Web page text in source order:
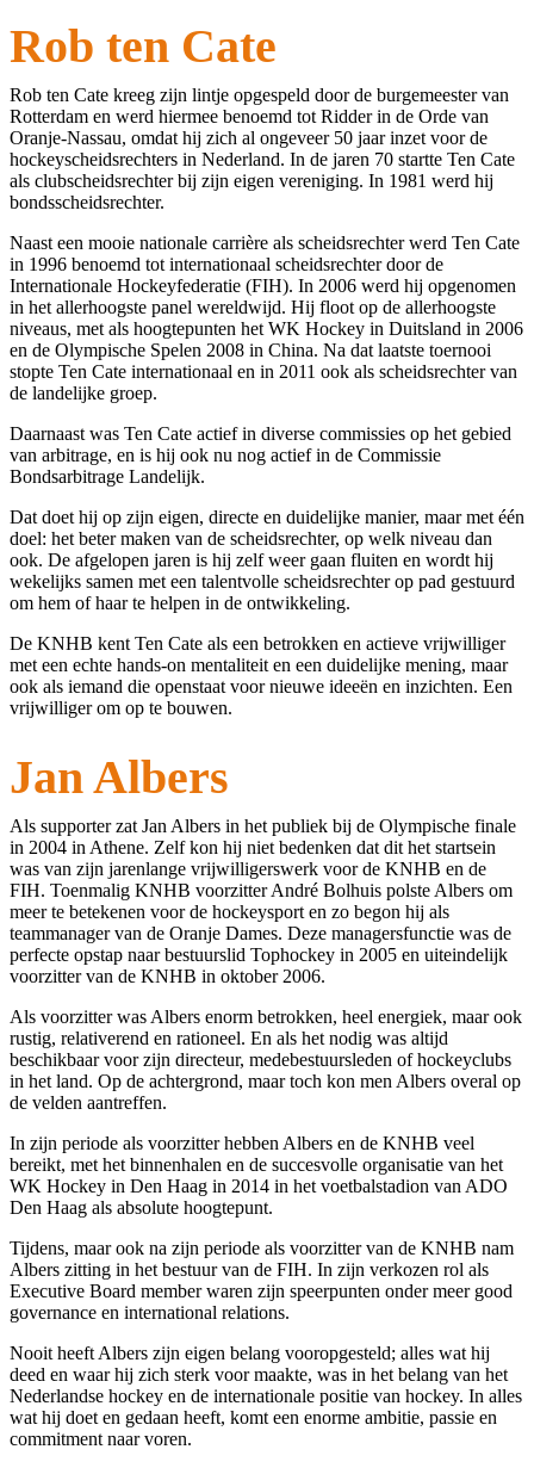
Rob ten Cate
Rob ten Cate kreeg zijn lintje opgespeld door de burgemeester van
Rotterdam en werd hiermee benoemd tot Ridder in de Orde van
Oranje-Nassau, omdat hij zich al ongeveer 50 jaar inzet voor de
hockeyscheidsrechters in Nederland. In de jaren 70 startte Ten Cate
als clubscheidsrechter bij zijn eigen vereniging. In 1981 werd hij
bondsscheidsrechter.
Naast een mooie nationale carrière als scheidsrechter werd Ten Cate
in 1996 benoemd tot internationaal scheidsrechter door de
Internationale Hockeyfederatie (FIH). In 2006 werd hij opgenomen
in het allerhoogste panel wereldwijd. Hij floot op de allerhoogste
niveaus, met als hoogtepunten het WK Hockey in Duitsland in 2006
en de Olympische Spelen 2008 in China. Na dat laatste toernooi
stopte Ten Cate internationaal en in 2011 ook als scheidsrechter van
de landelijke groep.
Daarnaast was Ten Cate actief in diverse commissies op het gebied
van arbitrage, en is hij ook nu nog actief in de Commissie
Bondsarbitrage Landelijk.
Dat doet hij op zijn eigen, directe en duidelijke manier, maar met één
doel: het beter maken van de scheidsrechter, op welk niveau dan
ook. De afgelopen jaren is hij zelf weer gaan fluiten en wordt hij
wekelijks samen met een talentvolle scheidsrechter op pad gestuurd
om hem of haar te helpen in de ontwikkeling.
De KNHB kent Ten Cate als een betrokken en actieve vrijwilliger
met een echte hands-on mentaliteit en een duidelijke mening, maar
ook als iemand die openstaat voor nieuwe ideeën en inzichten. Een
vrijwilliger om op te bouwen.
Jan Albers
Als supporter zat Jan Albers in het publiek bij de Olympische finale
in 2004 in Athene. Zelf kon hij niet bedenken dat dit het startsein
was van zijn jarenlange vrijwilligerswerk voor de KNHB en de
FIH. Toenmalig KNHB voorzitter André Bolhuis polste Albers om
meer te betekenen voor de hockeysport en zo begon hij als
teammanager van de Oranje Dames. Deze managersfunctie was de
perfecte opstap naar bestuurslid Tophockey in 2005 en uiteindelijk
voorzitter van de KNHB in oktober 2006.
Als voorzitter was Albers enorm betrokken, heel energiek, maar ook
rustig, relativerend en rationeel. En als het nodig was altijd
beschikbaar voor zijn directeur, medebestuursleden of hockeyclubs
in het land. Op de achtergrond, maar toch kon men Albers overal op
de velden aantreffen.
In zijn periode als voorzitter hebben Albers en de KNHB veel
bereikt, met het binnenhalen en de succesvolle organisatie van het
WK Hockey in Den Haag in 2014 in het voetbalstadion van ADO
Den Haag als absolute hoogtepunt.
Tijdens, maar ook na zijn periode als voorzitter van de KNHB nam
Albers zitting in het bestuur van de FIH. In zijn verkozen rol als
Executive Board member waren zijn speerpunten onder meer good
governance en international relations.
Nooit heeft Albers zijn eigen belang vooropgesteld; alles wat hij
deed en waar hij zich sterk voor maakte, was in het belang van het
Nederlandse hockey en de internationale positie van hockey. In alles
wat hij doet en gedaan heeft, komt een enorme ambitie, passie en
commitment naar voren.